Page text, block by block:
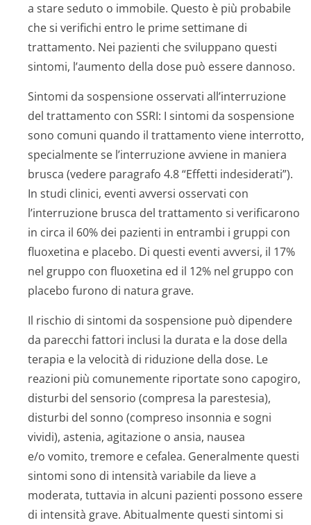
a stare seduto o immobile. Questo è più probabile
che si verifichi entro le prime settimane di
trattamento. Nei pazienti che sviluppano questi
sintomi, l’aumento della dose può essere dannoso.
Sintomi da sospensione osservati all’interruzione
del trattamento con SSRI: I sintomi da sospensione
sono comuni quando il trattamento viene interrotto,
specialmente se l’interruzione avviene in maniera
brusca (vedere paragrafo 4.8 “Effetti indesiderati”).
In studi clinici, eventi avversi osservati con
l’interruzione brusca del trattamento si verificarono
in circa il 60% dei pazienti in entrambi i gruppi con
fluoxetina e placebo. Di questi eventi avversi, il 17%
nel gruppo con fluoxetina ed il 12% nel gruppo con
placebo furono di natura grave.
Il rischio di sintomi da sospensione può dipendere
da parecchi fattori inclusi la durata e la dose della
terapia e la velocità di riduzione della dose. Le
reazioni più comunemente riportate sono capogiro,
disturbi del sensorio (compresa la parestesia),
disturbi del sonno (compreso insonnia e sogni
vividi), astenia, agitazione o ansia, nausea
e/o vomito, tremore e cefalea. Generalmente questi
sintomi sono di intensità variabile da lieve a
moderata, tuttavia in alcuni pazienti possono essere
di intensità grave. Abitualmente questi sintomi si